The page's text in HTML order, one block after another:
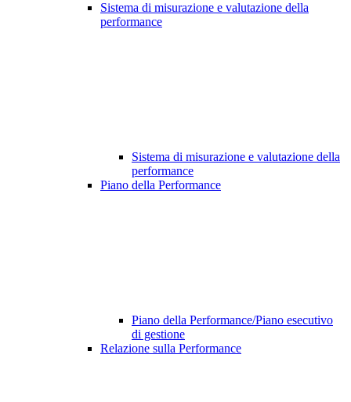
Sistema di misurazione e valutazione della
performance
Sistema di misurazione e valutazione della
performance
Piano della Performance
Piano della Performance/Piano esecutivo
di gestione
Relazione sulla Performance